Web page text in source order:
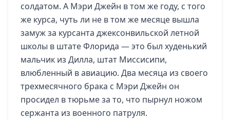
солдатом. А Мэри Джейн в том же году, с того
же курса, чуть ли не в том же месяце вышла
замуж за курсанта джексонвильской летной
школы в штате Флорида — это был худенький
мальчик из Дилла, штат Миссисипи,
влюбленный в авиацию. Два месяца из своего
трехмесячного брака с Мэри Джейн он
просидел в тюрьме за то, что пырнул ножом
сержанта из военного патруля.